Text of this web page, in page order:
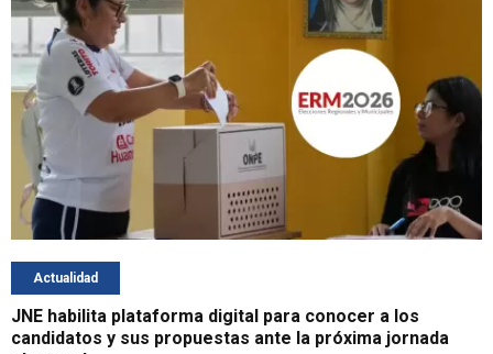
Actualidad
JNE habilita plataforma digital para conocer a los
candidatos y sus propuestas ante la próxima jornada